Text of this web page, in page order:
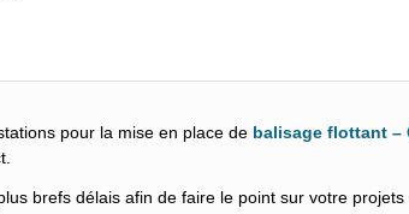
pour la mise en place de balisage flottant –
brefs délais afin de faire le point sur votre